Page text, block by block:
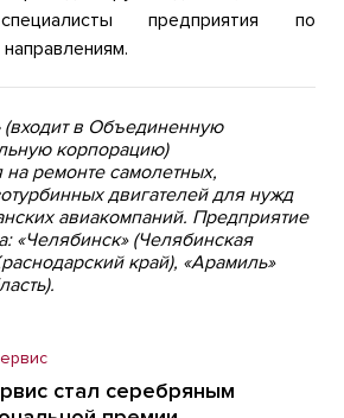
предприятия по
(входит в Объединенную
корпорацию)
на ремонте самолетных,
двигателей для нужд
авиакомпаний. Предприятие
«Челябинск» (Челябинская
край), «Арамиль»
стал серебряным